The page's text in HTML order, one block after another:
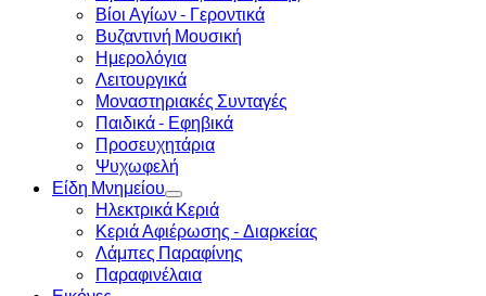
Βίοι Αγίων - Γεροντικά
Βυζαντινή Μουσική
Ημερολόγια
Λειτουργικά
Μοναστηριακές Συνταγές
Παιδικά - Εφηβικά
Προσευχητάρια
Ψυχωφελή
Είδη Μνημείου
Ηλεκτρικά Κεριά
Κεριά Αφιέρωσης - Διαρκείας
Λάμπες Παραφίνης
Παραφινέλαια